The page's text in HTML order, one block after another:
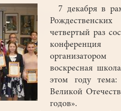
7 декабря в
четвертый раз
воскресная
этом году тема:
Великой
годов».